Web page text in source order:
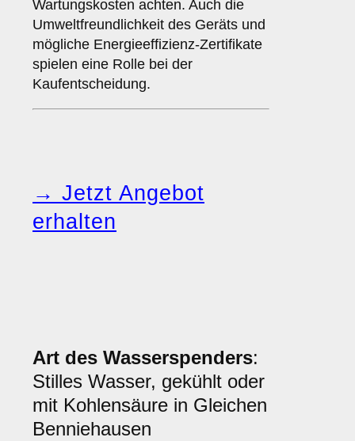
Wartungskosten achten. Auch die
Umweltfreundlichkeit des Geräts und
mögliche Energieeffizienz-Zertifikate
spielen eine Rolle bei der
Kaufentscheidung.
→ Jetzt Angebot
erhalten
Art des Wasserspenders:
Stilles Wasser, gekühlt oder
mit Kohlensäure in Gleichen
Benniehausen